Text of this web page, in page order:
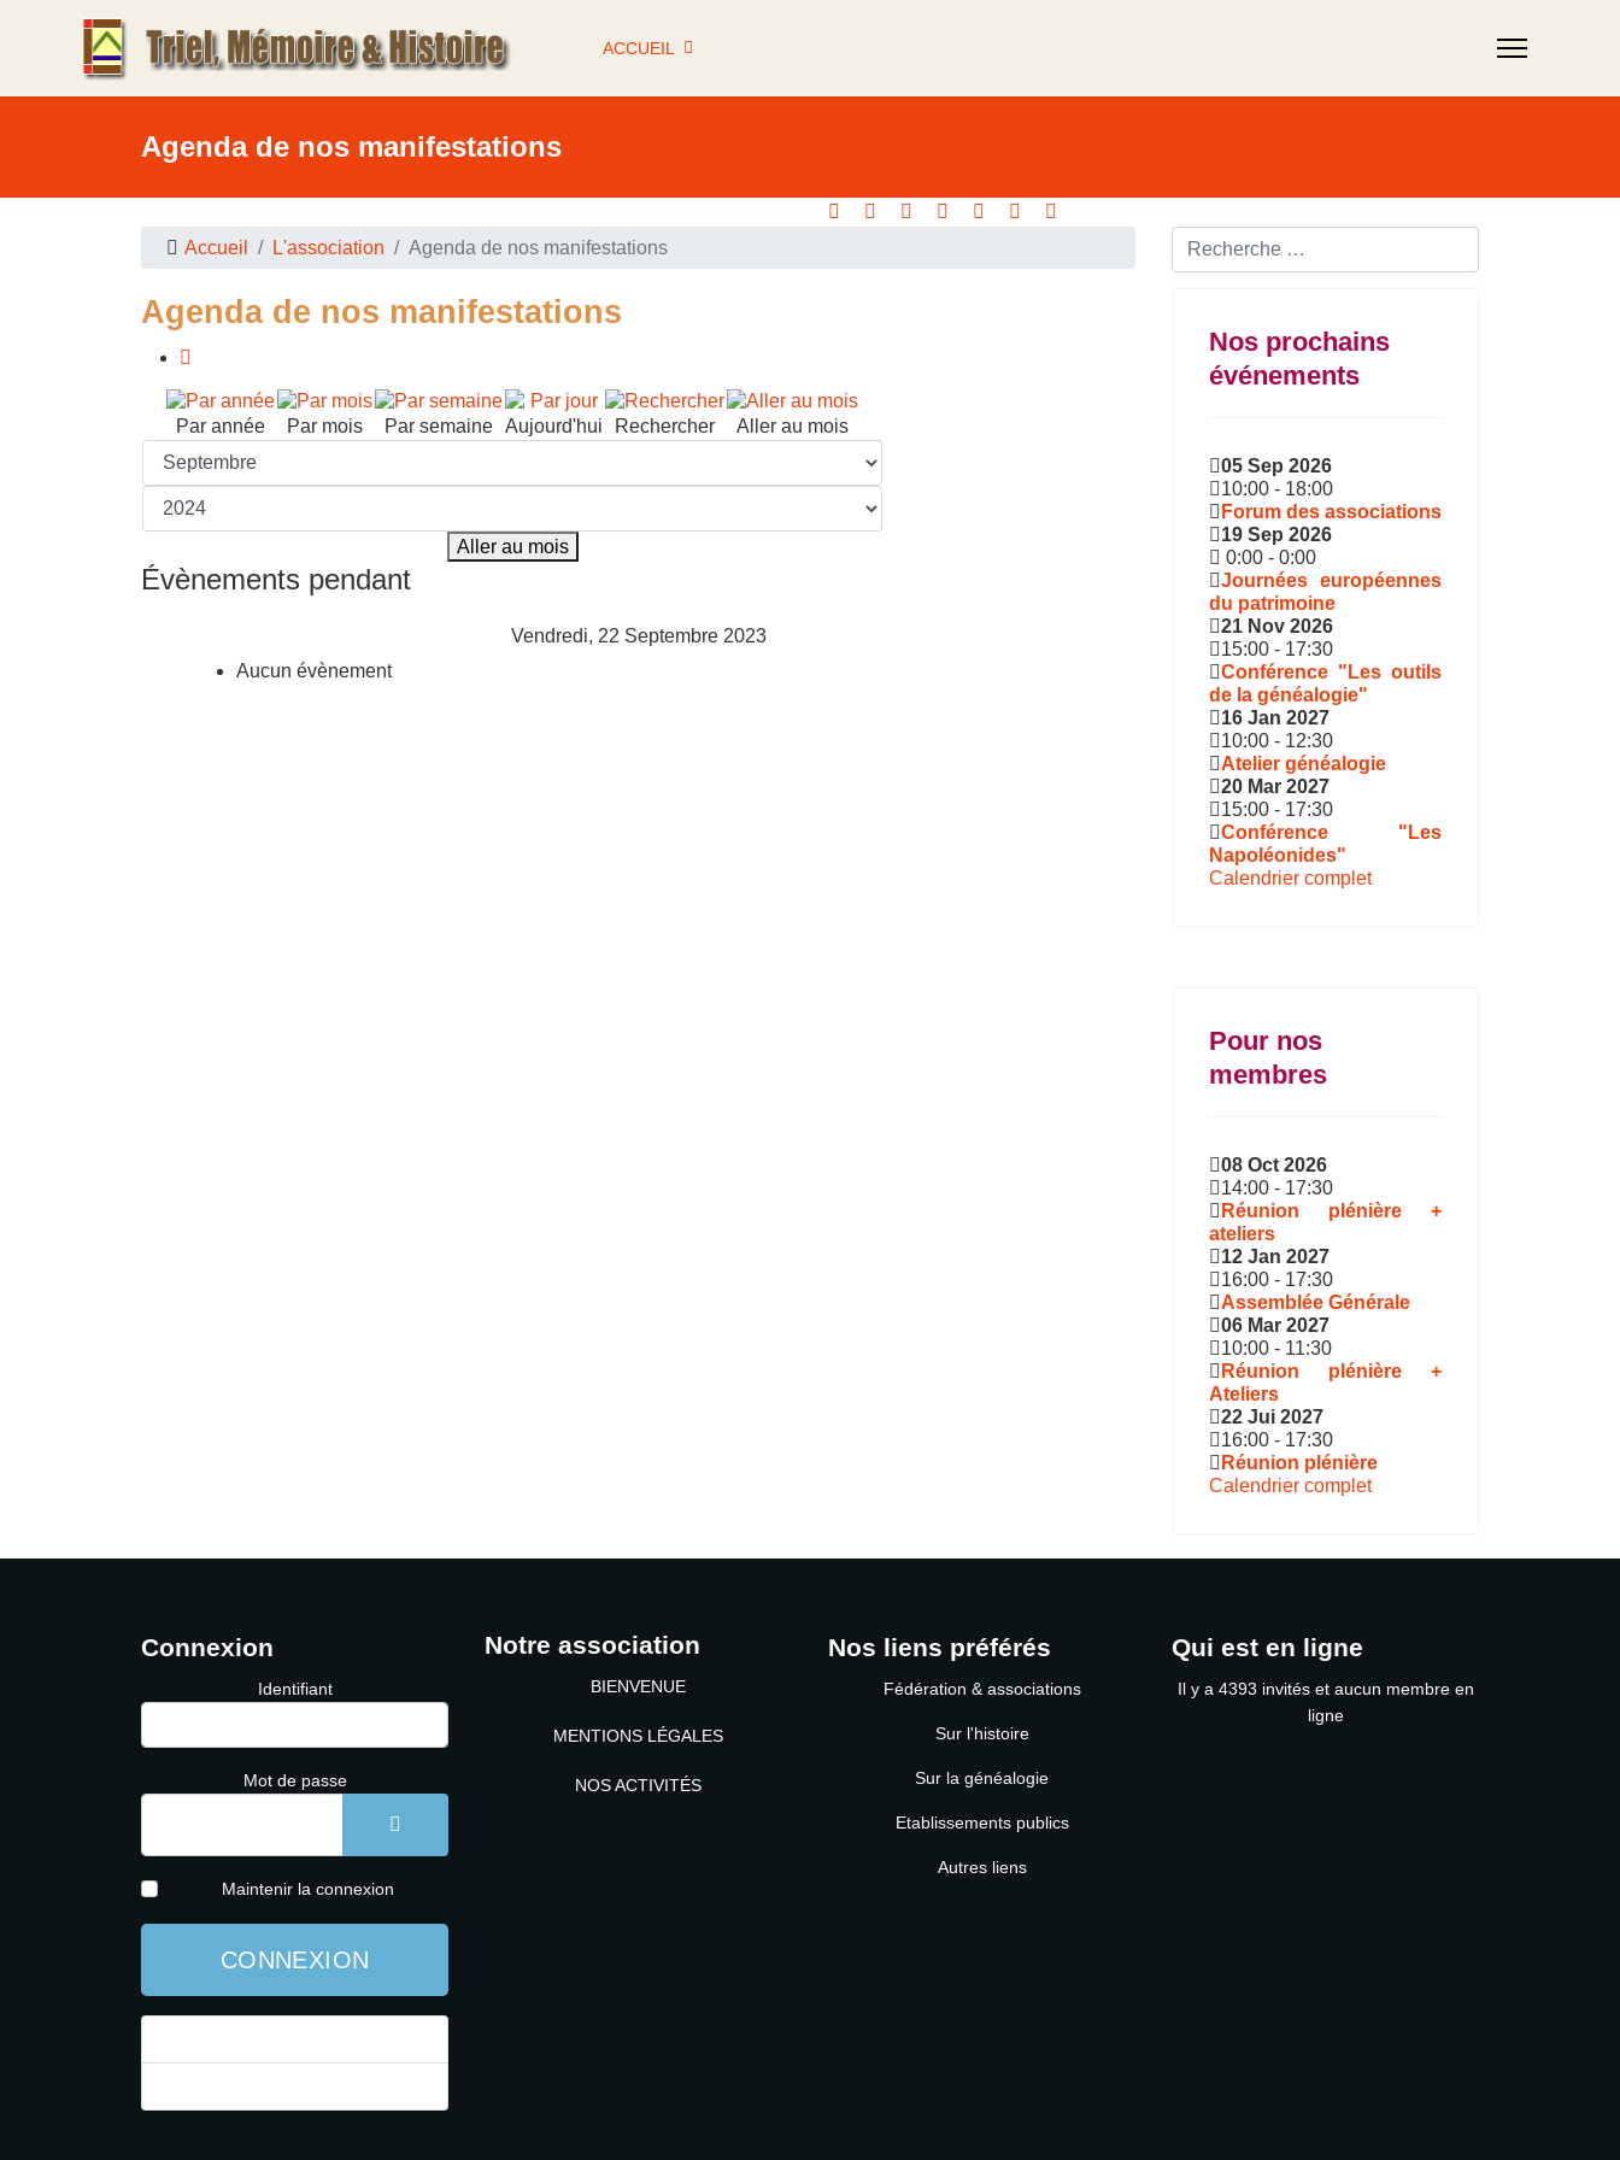
ACCUEIL
Agenda de nos manifestations
Accueil L'association Agenda de nos manifestations
Rechercher ...
Agenda de nos manifestations
Par année Par mois Par semaine Aujourd'hui Rechercher Aller au mois
Aller au mois
Évènements pendant
Vendredi, 22 Septembre 2023
Aucun évènement
Nos prochains
événements
05 Sep 2026
10:00 - 18:00
Forum des associations
19 Sep 2026
0:00 - 0:00
Journées européennes
du patrimoine
21 Nov 2026
15:00 - 17:30
Conférence "Les outils
de la généalogie"
16 Jan 2027
10:00 - 12:30
Atelier généalogie
20 Mar 2027
15:00 - 17:30
Conférence "Les
Napoléonides"
Calendrier complet
Pour nos
membres
08 Oct 2026
14:00 - 17:30
Réunion plénière +
ateliers
12 Jan 2027
16:00 - 17:30
Assemblée Générale
06 Mar 2027
10:00 - 11:30
Réunion plénière +
Ateliers
22 Jui 2027
16:00 - 17:30
Réunion plénière
Calendrier complet
Connexion
Identifiant
Mot de passe
AFFICHER LE MOT DE PASSE
Maintenir la connexion
CONNEXION
Notre association
BIENVENUE
MENTIONS LÉGALES
NOS ACTIVITÉS
Nos liens préférés
Fédération & associations
Sur l'histoire
Sur la généalogie
Etablissements publics
Autres liens
Qui est en ligne
Il y a 4393 invités et aucun membre en
ligne